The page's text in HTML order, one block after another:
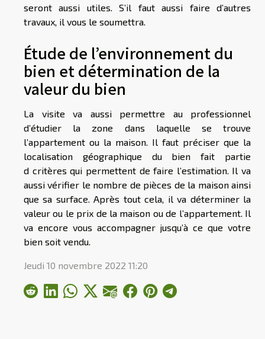
seront aussi utiles. S’il faut aussi faire d’autres
travaux, il vous le soumettra.
Étude de l’environnement du
bien et détermination de la
valeur du bien
La visite va aussi permettre au professionnel
d’étudier la zone dans laquelle se trouve
l’appartement ou la maison. Il faut préciser que la
localisation géographique du bien fait partie
d critères qui permettent de faire l’estimation. Il va
aussi vérifier le nombre de pièces de la maison ainsi
que sa surface. Après tout cela, il va déterminer la
valeur ou le prix de la maison ou de l’appartement. Il
va encore vous accompagner jusqu’à ce que votre
bien soit vendu.
Jeudi 10 novembre 2022 11:20